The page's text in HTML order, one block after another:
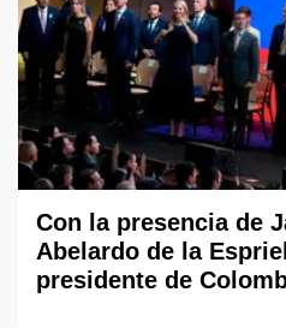
Con la presencia de
Abelardo de la
presidente de